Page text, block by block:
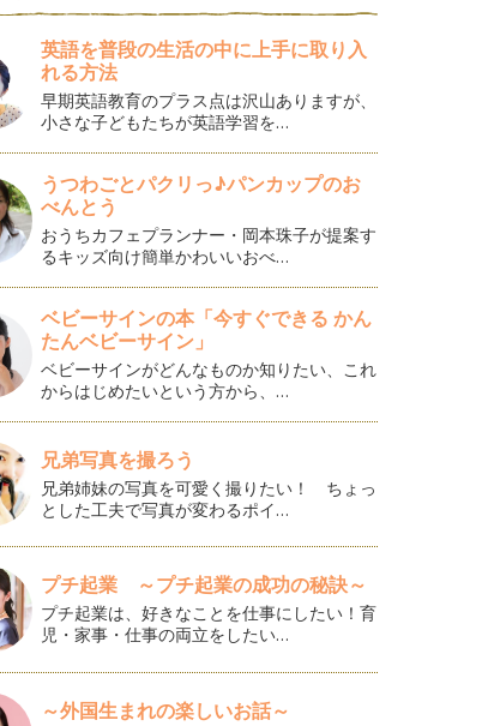
英語を普段の生活の中に上手に取り入
れる方法
早期英語教育のプラス点は沢山ありますが、
小さな子どもたちが英語学習を…
うつわごとパクリっ♪パンカップのお
べんとう
おうちカフェプランナー・岡本珠子が提案す
るキッズ向け簡単かわいいおべ…
ベビーサインの本「今すぐできる かん
たんベビーサイン」
ベビーサインがどんなものか知りたい、これ
からはじめたいという方から、…
兄弟写真を撮ろう
兄弟姉妹の写真を可愛く撮りたい！ ちょっ
とした工夫で写真が変わるポイ…
プチ起業 ～プチ起業の成功の秘訣～
プチ起業は、好きなことを仕事にしたい！育
児・家事・仕事の両立をしたい…
～外国生まれの楽しいお話～